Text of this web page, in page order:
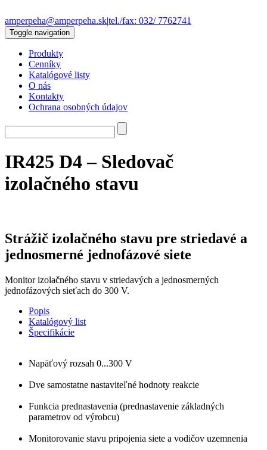
amperpeha@amperpeha.sk|tel./fax: 032/ 7762741
Toggle navigation
Produkty
Cenníky
Katalógové listy
O nás
Kontakty
Ochrana osobných údajov
IR425 D4 – Sledovač
izolačného stavu
Strážič izolačného stavu pre striedavé a
jednosmerné jednofázové siete
Monitor izolačného stavu v striedavých a jednosmerných
jednofázových sieťach do 300 V.
Popis
Katalógový list
Špecifikácie
Napäťový rozsah 0...300 V
Dve samostatne nastaviteľné hodnoty reakcie
Funkcia prednastavenia (prednastavenie základných
parametrov od výrobcu)
Monitorovanie stavu pripojenia siete a vodičov uzemnenia